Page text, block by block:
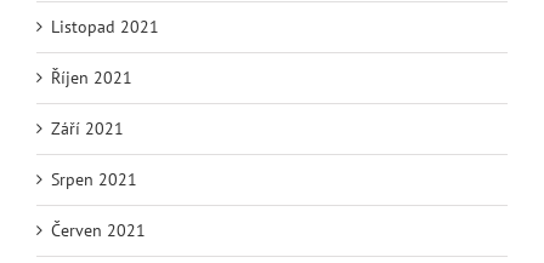
Listopad 2021
Říjen 2021
Září 2021
Srpen 2021
Červen 2021